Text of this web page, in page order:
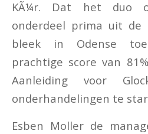
KÃ¼r. Dat het duo
onderdeel prima uit de
bleek in Odense
prachtige score van
Aanleiding voor
onderhandelingen te
Esben Moller de